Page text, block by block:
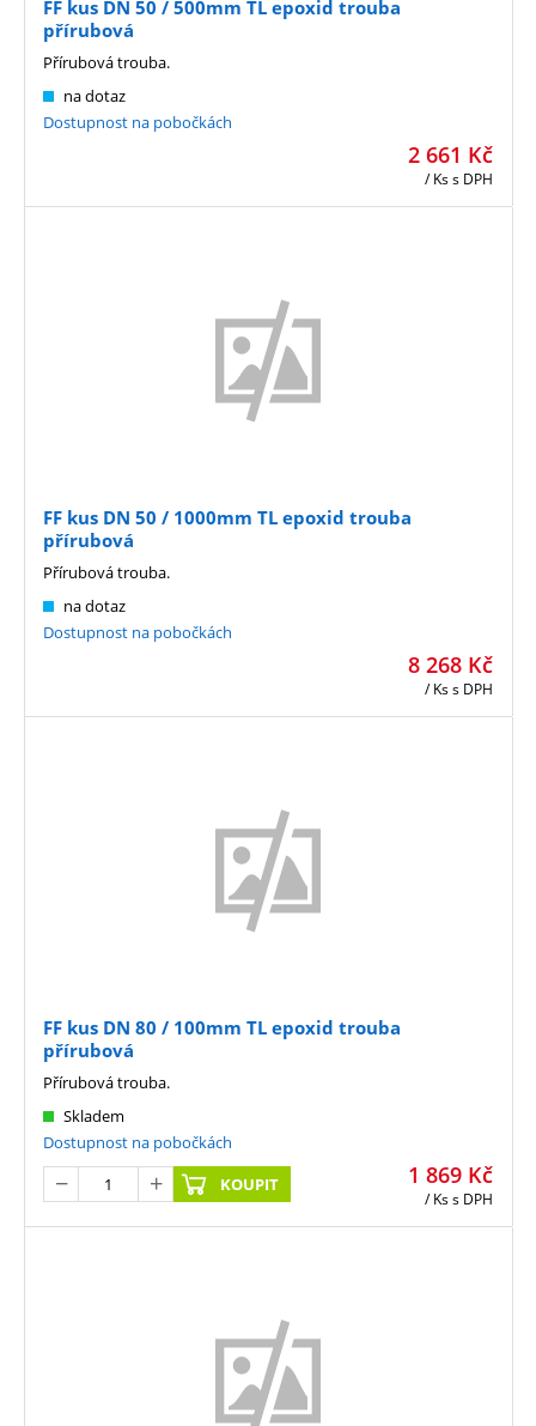
FF kus DN 50 / 500mm TL epoxid trouba
přírubová
2 661 Kč
/ Kss DPH
na dotaz
Dostupnost na pobočkách
Přírubová trouba.
FF kus DN 50 / 1000mm TL epoxid trouba
přírubová
8 268 Kč
/ Kss DPH
na dotaz
Dostupnost na pobočkách
Přírubová trouba.
FF kus DN 80 / 100mm TL epoxid trouba
přírubová
1 869 Kč
/ Kss DPH
Skladem
Dostupnost na pobočkách
KOUPIT
Přírubová trouba.